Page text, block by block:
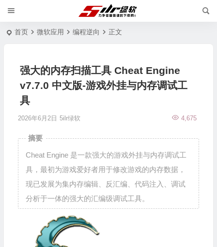
首页 微软应用 编程逆向 正文
强大的内存扫描工具 Cheat Engine
v7.7.0 中文版-游戏外挂与内存调试工
具
2026年6月2日 5ilr绿软 4,675
摘要
Cheat Engine 是一款强大的游戏外挂与内存调试工
具，最初为游戏爱好者用于修改游戏的内存数据，
现已发展为集内存编辑、反汇编、代码注入、调试
分析于一体的强大的汇编级调试工具。